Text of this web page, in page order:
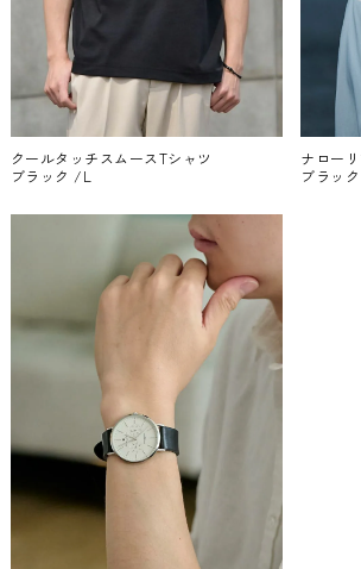
クールタッチスムースTシャツ
ブラック /L
ナロー
ブラッ